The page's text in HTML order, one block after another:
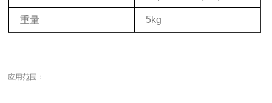
重量 5kg
应用范围：